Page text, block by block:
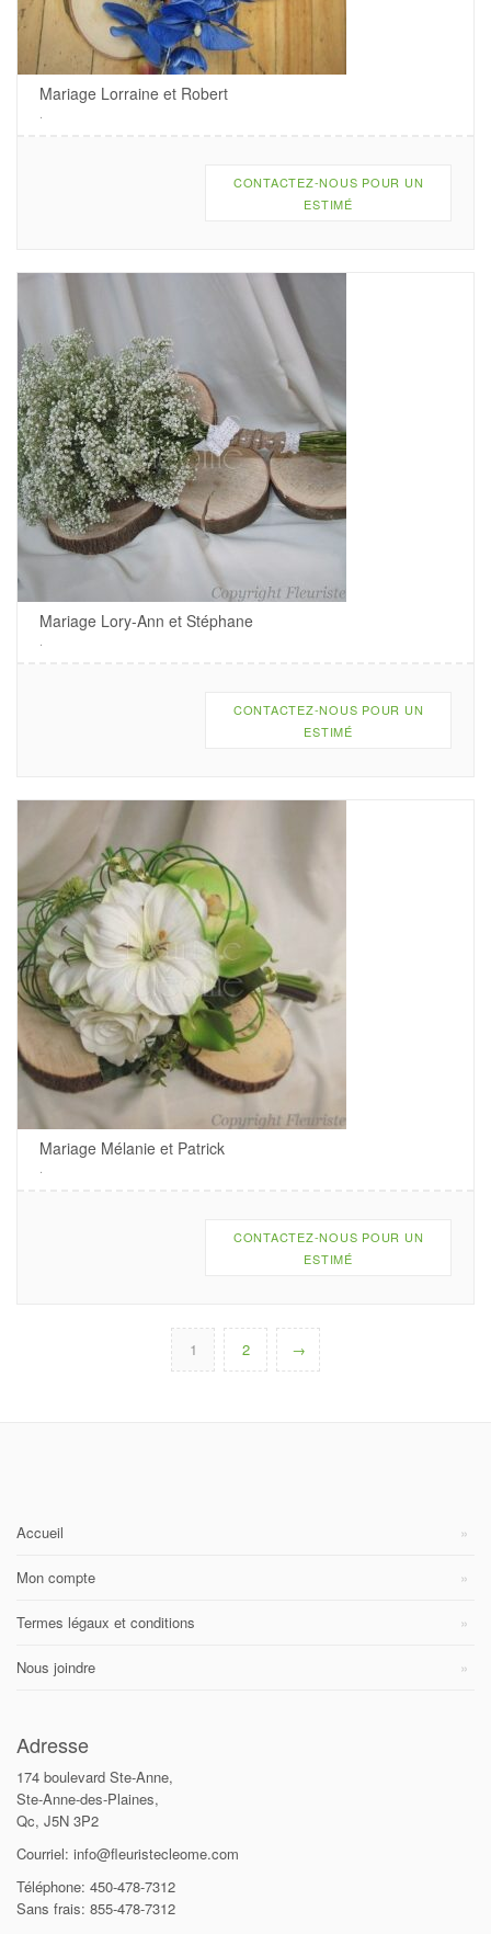
Mariage Lorraine et Robert
CONTACTEZ-NOUS POUR UN
ESTIMÉ
Mariage Lory-Ann et Stéphane
CONTACTEZ-NOUS POUR UN
ESTIMÉ
Mariage Mélanie et Patrick
CONTACTEZ-NOUS POUR UN
ESTIMÉ
1 2 →
Accueil
Mon compte
Termes légaux et conditions
Nous joindre
Adresse
174 boulevard Ste-Anne,
Ste-Anne-des-Plaines,
Qc, J5N 3P2
Courriel: info@fleuristecleome.com
Téléphone: 450-478-7312
Sans frais: 855-478-7312